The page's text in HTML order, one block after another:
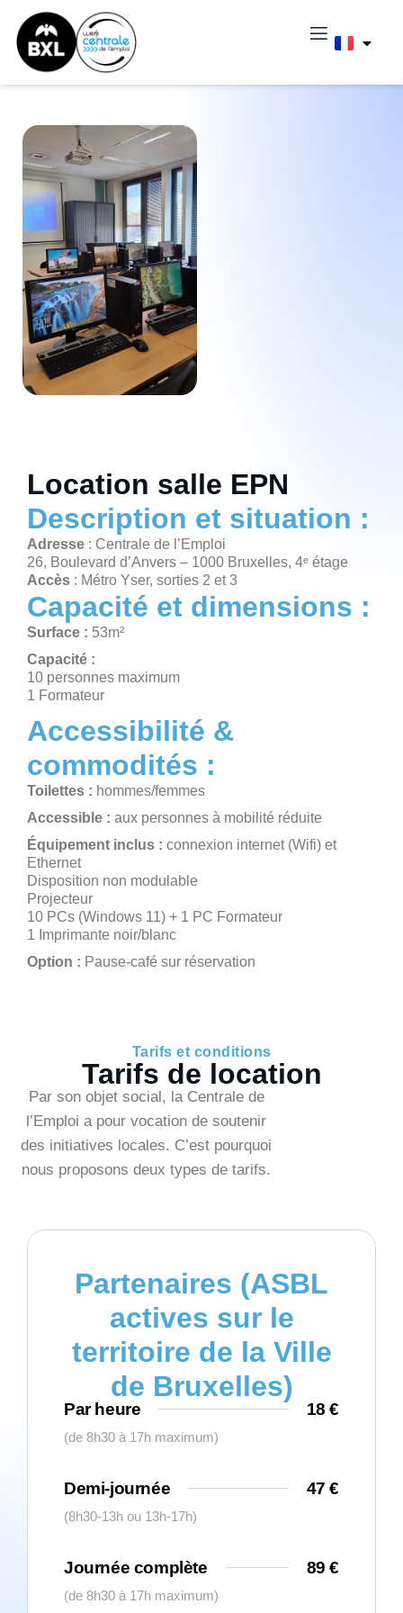
Location salle EPN
Description et situation :
Adresse : Centrale de l’Emploi
26, Boulevard d’Anvers – 1000 Bruxelles, 4ᵉ étage
Accès : Métro Yser, sorties 2 et 3
Capacité et dimensions :
Surface : 53m²
Capacité :
10 personnes maximum
1 Formateur
Accessibilité &
commodités :
Toilettes : hommes/femmes
Accessible : aux personnes à mobilité réduite
Équipement inclus : connexion internet (Wifi) et
Ethernet
Disposition non modulable
Projecteur
10 PCs (Windows 11) + 1 PC Formateur
1 Imprimante noir/blanc
Option : Pause-café sur réservation
Tarifs et conditions
Tarifs de location
Par son objet social, la Centrale de
l’Emploi a pour vocation de soutenir
des initiatives locales. C’est pourquoi
nous proposons deux types de tarifs.
Partenaires (ASBL
actives sur le
territoire de la Ville
de Bruxelles)
Par heure 18 €
(de 8h30 à 17h maximum)
Demi-journée 47 €
(8h30-13h ou 13h-17h)
Journée complète 89 €
(de 8h30 à 17h maximum)